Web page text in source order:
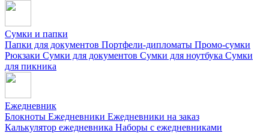
Сумки и папки
Папки для документов Портфели-дипломаты Промо-сумки
Рюкзаки Сумки для документов Сумки для ноутбука Сумки
для пикника
Ежедневник
Блокноты Ежедневники Ежедневники на заказ
Калькулятор ежедневника Наборы с ежедневниками